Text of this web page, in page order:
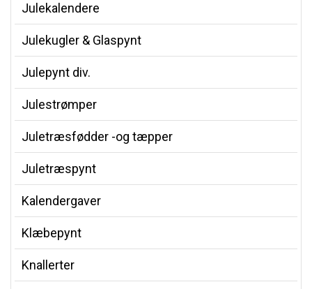
Julekalendere
Julekugler & Glaspynt
Julepynt div.
Julestrømper
Juletræsfødder -og tæpper
Juletræspynt
Kalendergaver
Klæbepynt
Knallerter